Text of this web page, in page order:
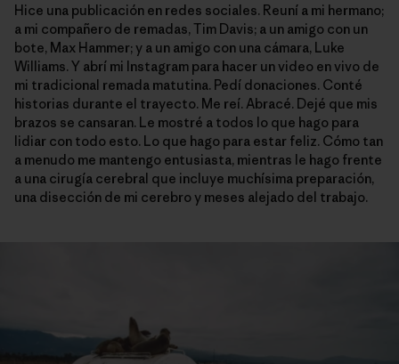
Hice una publicación en redes sociales. Reuní a mi hermano;
a mi compañero de remadas, Tim Davis; a un amigo con un
bote, Max Hammer; y a un amigo con una cámara, Luke
Williams. Y abrí mi Instagram para hacer un video en vivo de
mi tradicional remada matutina. Pedí donaciones. Conté
historias durante el trayecto. Me reí. Abracé. Dejé que mis
brazos se cansaran. Le mostré a todos lo que hago para
lidiar con todo esto. Lo que hago para estar feliz. Cómo tan
a menudo me mantengo entusiasta, mientras le hago frente
a una cirugía cerebral que incluye muchísima preparación,
una disección de mi cerebro y meses alejado del trabajo.